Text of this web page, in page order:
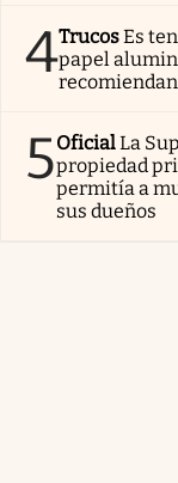
4TrucosEs
papel
recomiendan
5OficialLa
propiedad
permitía a
sus dueños